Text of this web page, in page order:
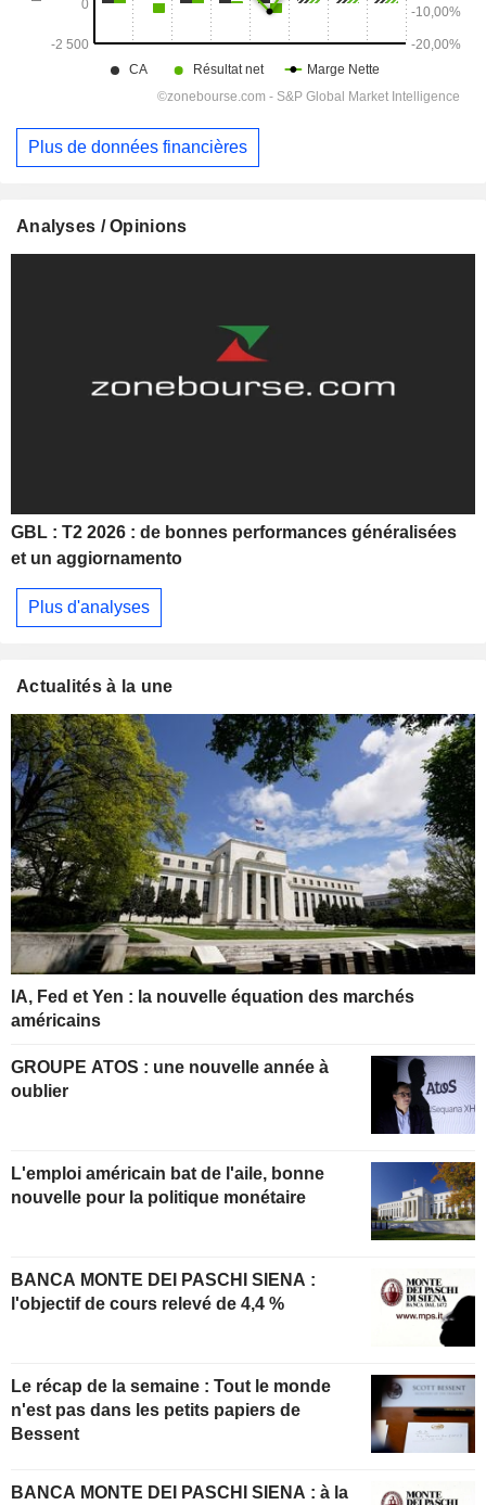
Plus de données financières
Analyses / Opinions
GBL : T2 2026 : de bonnes performances généralisées
et un aggiornamento
Plus d'analyses
Actualités à la une
IA, Fed et Yen : la nouvelle équation des marchés
américains
GROUPE ATOS : une nouvelle année à
oublier
L'emploi américain bat de l'aile, bonne
nouvelle pour la politique monétaire
BANCA MONTE DEI PASCHI SIENA :
l'objectif de cours relevé de 4,4 %
Le récap de la semaine : Tout le monde
n'est pas dans les petits papiers de
Bessent
BANCA MONTE DEI PASCHI SIENA : à la